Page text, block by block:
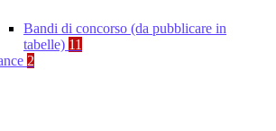
Bandi di concorso (da pubblicare in
tabelle) 11
2